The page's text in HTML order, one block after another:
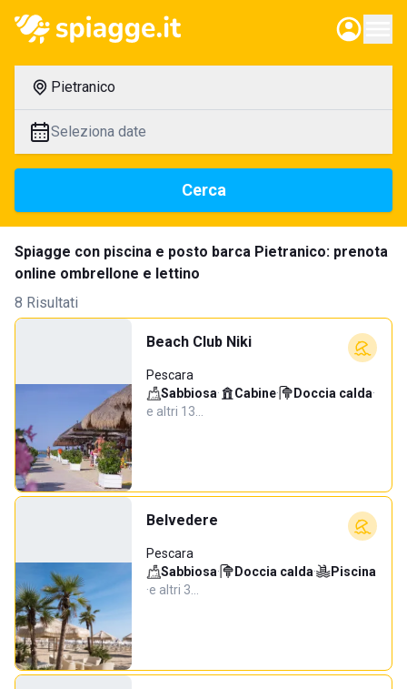
Pietranico
Seleziona date
Cerca
Spiagge con piscina e posto barca Pietranico: prenota
online ombrellone e lettino
8 Risultati
Beach Club Niki
Pescara
Sabbiosa· Cabine· Doccia calda·
e altri 13…
Belvedere
Pescara
Sabbiosa· Doccia calda·
Piscina
·e altri 3…